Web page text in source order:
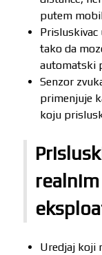
putem
Prisluskivac
tako da
automatski
Senzor
primenjuje
koju
Uredjaj koji